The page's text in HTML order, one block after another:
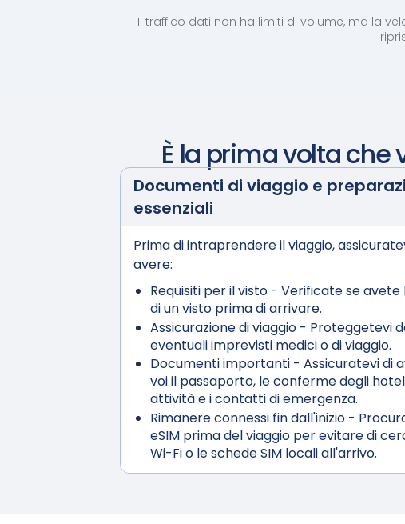
Il traffico dati non ha limiti di volume, ma la
È la prima volta che
Documenti di viaggio e
essenziali
Prima di intraprendere il viaggio,
avere:
Requisiti per il visto- Verificate se avete
di un visto prima di arrivare.
Assicurazione di viaggio- Proteggetevi
eventuali imprevisti medici o di viaggio.
Documenti importanti- Assicuratevi di
voi il passaporto, le conferme degli
attività e i contatti di emergenza.
Rimanere connessi fin dall'inizio-
eSIM prima del viaggio per evitare di
Wi-Fi o le schede SIM locali all'arrivo.